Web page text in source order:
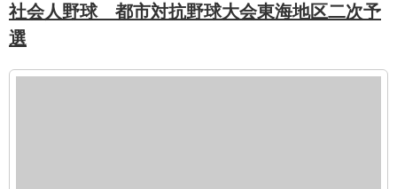
社会人野球 都市対抗野球大会東海地区二次予
選